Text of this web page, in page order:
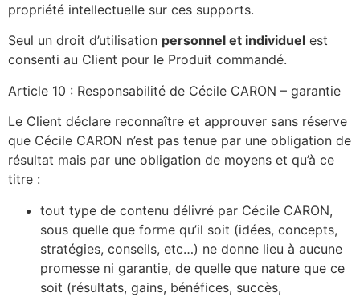
propriété intellectuelle sur ces supports.
Seul un droit d’utilisation personnel et individuel est
consenti au Client pour le Produit commandé.
Article 10 : Responsabilité de Cécile CARON – garantie
Le Client déclare reconnaître et approuver sans réserve
que Cécile CARON n’est pas tenue par une obligation de
résultat mais par une obligation de moyens et qu’à ce
titre :
tout type de contenu délivré par Cécile CARON,
sous quelle que forme qu’il soit (idées, concepts,
stratégies, conseils, etc…) ne donne lieu à aucune
promesse ni garantie, de quelle que nature que ce
soit (résultats, gains, bénéfices, succès,